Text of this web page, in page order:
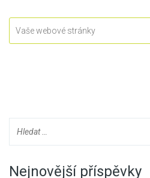
Nejnovější příspěvky